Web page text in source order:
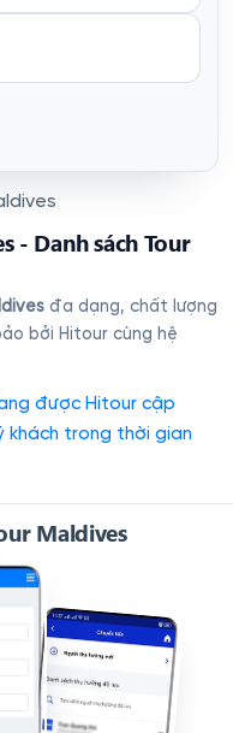
- Danh sách Tour
đa dạng, chất lượng
bởi Hitour cùng hệ
được Hitour cập
khách trong thời gian
Maldives